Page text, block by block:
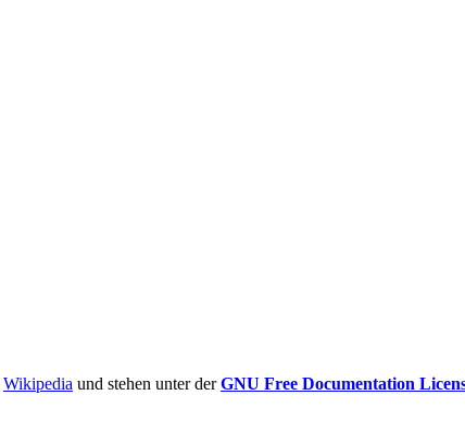
Wikipedia und stehen unter derGNU Free Documentation